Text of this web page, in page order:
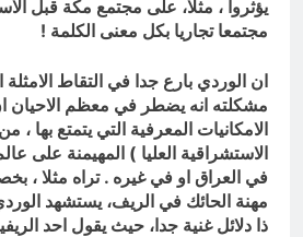
يؤثروا ، مثلا، على مجتمع مكة قبل
مجتمعا تجاريا بكل معنى الكلمة !
ان الوردي بارع جدا في التقاط
مشكلته انه يضطر في معظم الاحيان
الامكانيات المعرفية التي يتمتع بها ،
الاستشراقية العليا ) المهيمنة على
في العراق او في غيره . تراه مثلا ،
مهنة الحائك في الريف، يستشهد
ذا دلائل غنية جدا، حيث يقول احد